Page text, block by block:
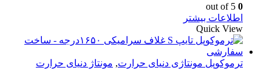
0
اطلاعات بیشتر
Quick View
ترموکوپل مونتاژی دنیای حرارت, مونتاژ دنیای حرارت